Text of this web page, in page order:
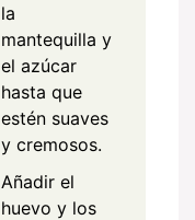
la
mantequilla y
el azúcar
hasta que
estén suaves
y cremosos.
Añadir el
huevo y los